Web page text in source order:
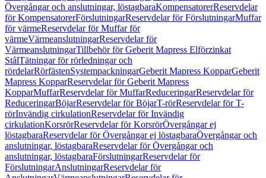
Övergångar och anslutningar, löstagbaraKompensatorerReservdelar
för KompensatorerFörslutningarReservdelar för FörslutningarMuffar
för värmeReservdelar för Muffar för
värmeVärmeanslutningarReservdelar för
VärmeanslutningarTillbehör för Geberit Mapress Elförzinkat
StålTätningar för rörledningar och
rördelarRörfästenSystempackningarGeberit Mapress KopparGeberit
Mapress KopparReservdelar för Geberit Mapress
KopparMuffarReservdelar för MuffarReduceringarReservdelar för
ReduceringarBöjarReservdelar för BöjarT-rörReservdelar för T-
rörInvändig cirkulationReservdelar för Invändig
cirkulationKorsrörReservdelar för KorsrörÖvergångar ej
löstagbaraReservdelar för Övergångar ej löstagbaraÖvergångar och
anslutningar, löstagbaraReservdelar för Övergångar och
anslutningar, löstagbaraFörslutningarReservdelar för
FörslutningarAnslutningarReservdelar för